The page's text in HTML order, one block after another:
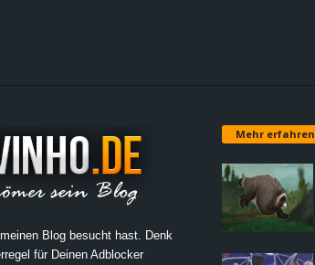
Blog besucht hast. Denk
für Deinen Adblocker
Mehr erfahren